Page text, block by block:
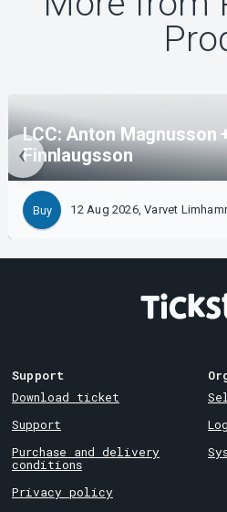
LCC: Anton Magnusson
Finnlaugsson
Buy 12 Aug 2026, Varvet
Support
Download ticket
Support
Purchase and delivery
conditions
Privacy policy